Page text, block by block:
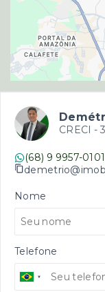
CRECI -
(68) 9 9957-0101
Nome
Telefone